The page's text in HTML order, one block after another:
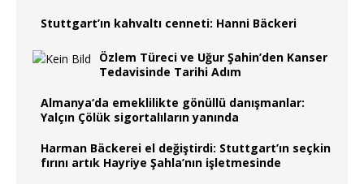
Stuttgart’ın kahvaltı cenneti: Hanni Bäckeri
Özlem Türeci ve Uğur Şahin’den Kanser
Tedavisinde Tarihi Adım
Almanya‘da emeklilikte gönüllü danışmanlar:
Yalçın Çölük sigortalıların yanında
Harman Bäckerei el değiştirdi: Stuttgart’ın seçkin
fırını artık Hayriye Şahla’nın işletmesinde